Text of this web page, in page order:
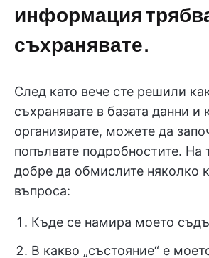
информация
съхранявате.
След като вече сте решили
съхранявате в базата данни и
организирате, можете да
попълвате подробностите. На
добре да обмислите няколко
въпроса:
Къде се намира моето
В какво „състояние“ е